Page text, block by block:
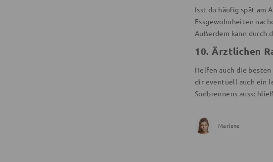
Isst du häufig spät am
Essgewohnheiten
Außerdem kann durch
10. Ärztlichen
Helfen auch die
dir eventuell auch ein
Sodbrennens
Marlene